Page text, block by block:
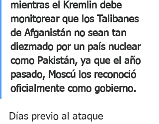
mientras el Kremlin debe
monitorear que los Talibanes
de Afganistán no sean tan
diezmado por un país nuclear
como Pakistán, ya que el año
pasado, Moscú los reconoció
oficialmente como gobierno.
Días previo al ataque